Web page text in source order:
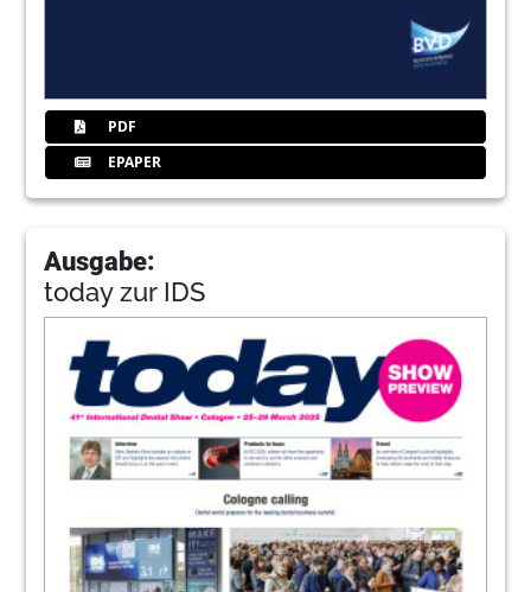
PDF
EPAPER
Ausgabe:
today zur IDS